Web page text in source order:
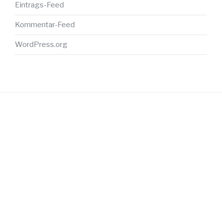
Eintrags-Feed
Kommentar-Feed
WordPress.org